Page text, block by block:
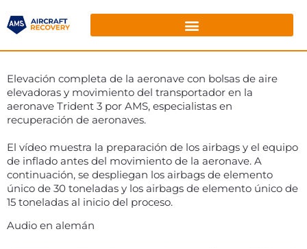
Elevación completa de la aeronave con bolsas de aire
elevadoras y movimiento del transportador en la
aeronave Trident 3 por AMS, especialistas en
recuperación de aeronaves.
El vídeo muestra la preparación de los airbags y el equipo
de inflado antes del movimiento de la aeronave. A
continuación, se despliegan los airbags de elemento
único de 30 toneladas y los airbags de elemento único de
15 toneladas al inicio del proceso.
Audio en alemán